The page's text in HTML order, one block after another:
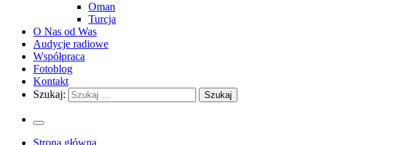
Oman
Turcja
O Nas od Was
Audycje radiowe
Współpraca
Fotoblog
Kontakt
Szukaj:
Strona główna